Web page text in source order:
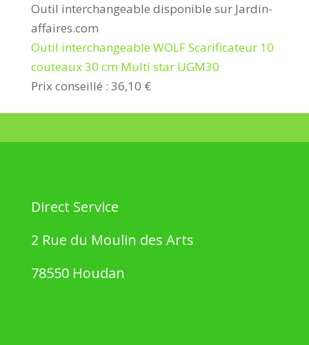
Outil interchangeable disponible sur Jardin-
affaires.com
Outil interchangeable WOLF Scarificateur 10
couteaux 30 cm Multi star UGM30
Prix conseillé : 36,10 €
Direct Service
2 Rue du Moulin des Arts
78550 Houdan